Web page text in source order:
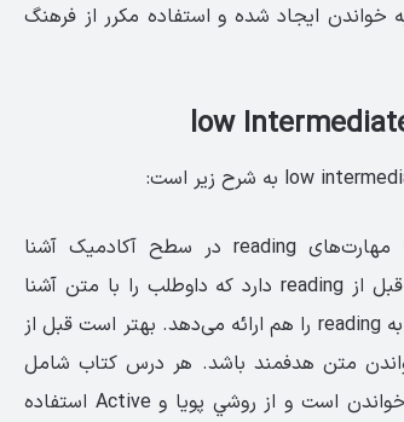
خواندن ایجاد شده و استفاده مکرر از فرهنگ
زبان آموز را با مهارت‌های reading در سطح آکادمیک آشنا
می‌کند. کتاب ACTIVE Skills for Reading 1 تمرین‌های قبل از reading دارد که داوطلب را با متن آشنا
می‌کند و پرسش‌های درک مطلب و تمرین های دیگر مربوط به reading را هم ارائه می‌دهد. بهتر است قبل از
متن هدفمند باشد. هر درس کتاب شامل
Motivational Tips برای افزايش انگيزه و تقويت مهارت خواندن است و از روشي پويا و Active استفاده